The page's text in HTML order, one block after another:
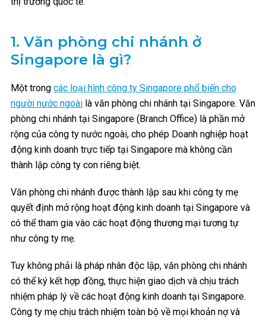
1. Văn phòng chi nhánh ở
Singapore là gì?
Một trong các loại hình công ty Singapore phổ biến cho
người nước ngoài là văn phòng chi nhánh tại Singapore. Văn
phòng chi nhánh tại Singapore (Branch Office) là phần mở
rộng của công ty nước ngoài, cho phép Doanh nghiệp hoạt
động kinh doanh trực tiếp tại Singapore mà không cần
thành lập công ty con riêng biệt.
Văn phòng chi nhánh được thành lập sau khi công ty mẹ
quyết định mở rộng hoạt động kinh doanh tại Singapore và
có thể tham gia vào các hoạt động thương mại tương tự
như công ty mẹ.
Tuy không phải là pháp nhân độc lập, văn phòng chi nhánh
có thể ký kết hợp đồng, thực hiện giao dịch và chịu trách
nhiệm pháp lý về các hoạt động kinh doanh tại Singapore.
Công ty mẹ chịu trách nhiệm toàn bộ về mọi khoản nợ và